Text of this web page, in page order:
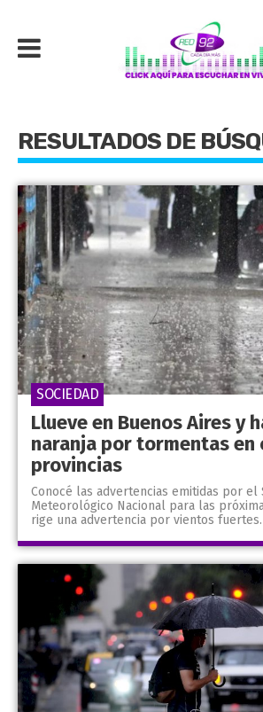
RESULTADOS DE
Llueve en Buenos Aires y
naranja por tormentas en
provincias
Conocé las advertencias emitidas por el
Meteorológico Nacional para las
rige una advertencia por vientos fuertes.
SOCIEDAD